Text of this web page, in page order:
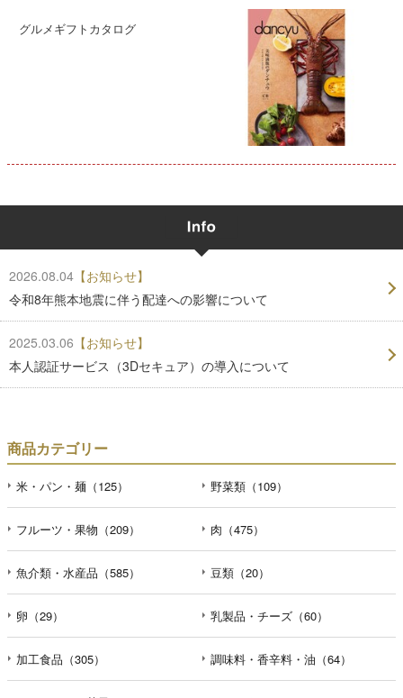
グルメギフトカタログ
2026.08.04 【お知らせ】
令和8年熊本地震に伴う配達への影響について
2025.03.06 【お知らせ】
本人認証サービス（3Dセキュア）の導入について
商品カテゴリー
米・パン・麺（125） 野菜類（109）
フルーツ・果物（209） 肉（475）
魚介類・水産品（585） 豆類（20）
卵（29） 乳製品・チーズ（60）
加工食品（305） 調味料・香辛料・油（64）